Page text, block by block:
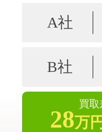
A社
B社
買
28万円